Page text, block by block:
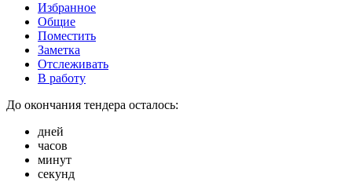
Избранное
Общие
Поместить
Заметка
Отслеживать
В работу
До окончания тендера осталось:
дней
часов
минут
секунд